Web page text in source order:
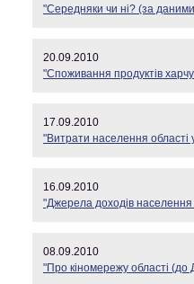
"Середняки чи ні? (за
20.09.2010
"Споживання продуктів
17.09.2010
"Витрати населення області
16.09.2010
"Джерела доходів населення
08.09.2010
"Про кіномережу області (до